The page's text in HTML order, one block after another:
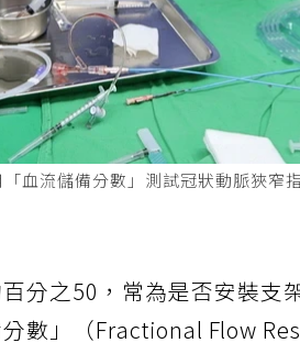
血流儲備分數」測試冠狀動脈狹
分之50，常為是否安裝支
數」（Fractional Flow